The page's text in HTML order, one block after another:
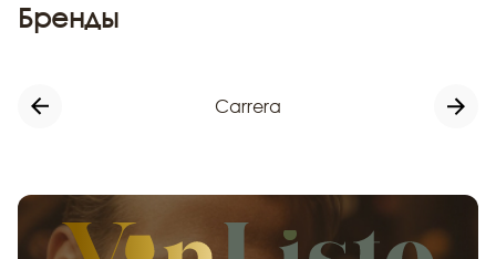
Бренды
Carrera